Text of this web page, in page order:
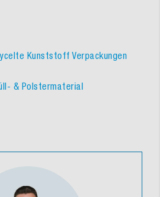
Kunststoff Verpackungen
& Polstermaterial